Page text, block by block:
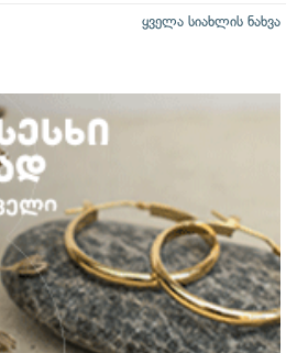
ყველა სიახლის ნახვა